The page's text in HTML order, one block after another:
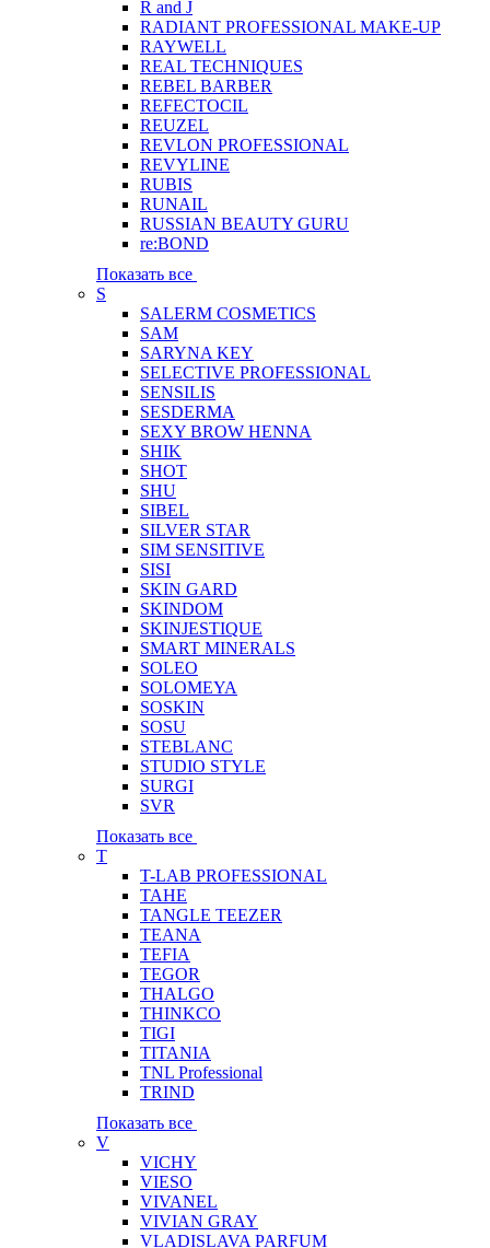
R and J
RADIANT PROFESSIONAL MAKE-UP
RAYWELL
REAL TECHNIQUES
REBEL BARBER
REFECTOCIL
REUZEL
REVLON PROFESSIONAL
REVYLINE
RUBIS
RUNAIL
RUSSIAN BEAUTY GURU
re:BOND
Показать все
S
SALERM COSMETICS
SAM
SARYNA KEY
SELECTIVE PROFESSIONAL
SENSILIS
SESDERMA
SEXY BROW HENNA
SHIK
SHOT
SHU
SIBEL
SILVER STAR
SIM SENSITIVE
SISI
SKIN GARD
SKINDOM
SKINJESTIQUE
SMART MINERALS
SOLEO
SOLOMEYA
SOSKIN
SOSU
STEBLANC
STUDIO STYLE
SURGI
SVR
Показать все
T
T-LAB PROFESSIONAL
TAHE
TANGLE TEEZER
TEANA
TEFIA
TEGOR
THALGO
THINKCO
TIGI
TITANIA
TNL Professional
TRIND
Показать все
V
VICHY
VIESO
VIVANEL
VIVIAN GRAY
VLADISLAVA PARFUM